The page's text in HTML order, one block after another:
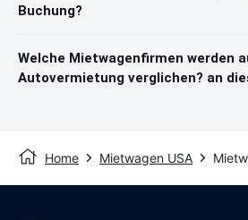
Buchung?
Welche Mietwagenfirmen werden
Autovermietung verglichen? an
Home Mietwagen USA